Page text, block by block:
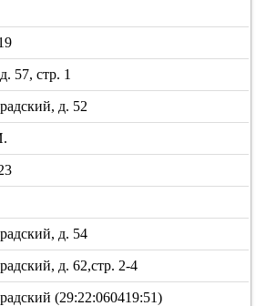
57, стр. 1
д. 52
д. 54
д. 62,стр. 2-4
(29:22:060419:51)